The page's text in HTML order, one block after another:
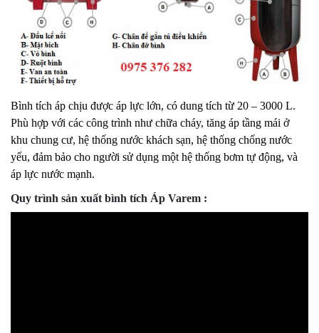
Bình tích áp chịu được áp lực lớn, có dung tích từ 20 – 3000 L.
Phù hợp với các công trình như chữa cháy, tăng áp tầng mái ở
khu chung cư, hệ thống nước khách sạn, hệ thống chống nước
yếu, đảm bảo cho người sử dụng một hệ thống bơm tự động, và
áp lực nước mạnh.
Quy trình sản xuất bình tích Áp Varem :